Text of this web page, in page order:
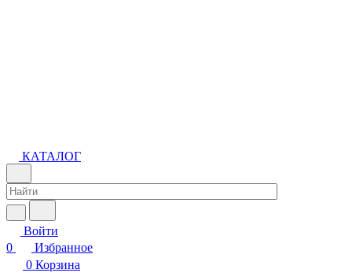
КАТАЛОГ
Войти
0
Избранное
0 Корзина